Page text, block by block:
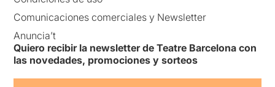
Comunicaciones comerciales y Newsletter
Anuncia’t
Quiero recibir la newsletter de Teatre Barcelona con
las novedades, promociones y sorteos